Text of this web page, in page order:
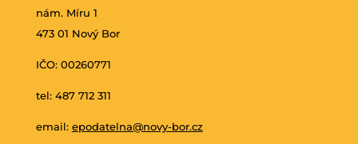
nám. Míru 1
473 01 Nový Bor
IČO: 00260771
tel: 487 712 311
email: epodatelna@novy-bor.cz